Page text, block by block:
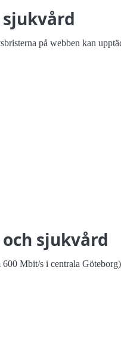
på webben kan
sjukvård
600 Mbit/s i centrala